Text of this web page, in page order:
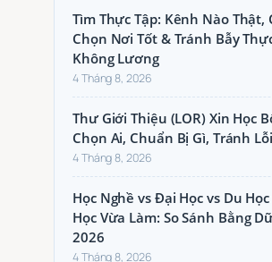
Tìm Thực Tập: Kênh Nào Thật,
Chọn Nơi Tốt & Tránh Bẫy
Không Lương
4 Tháng 8, 2026
Thư Giới Thiệu (LOR) Xin Học
Chọn Ai, Chuẩn Bị Gì, Tránh
4 Tháng 8, 2026
Học Nghề vs Đại Học vs Du
Học Vừa Làm: So Sánh Bằng
2026
4 Tháng 8, 2026